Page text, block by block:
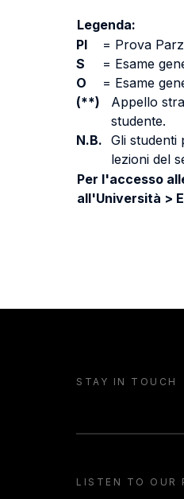
Legenda:
PI
= Prova
S
= Esame
O
= Esame
(**)
Appello
studente.
N.B. Gli studenti
lezioni del
Per l'accesso
all'Università >
STAY IN TOUCH
LISTEN TO OUR